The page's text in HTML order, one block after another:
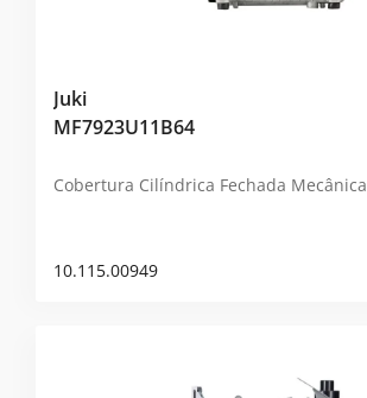
Juki
MF7923U11B64
Cobertura Cilíndrica Fechada Mecânica
10.115.00949